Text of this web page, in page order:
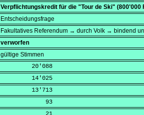
Verpflichtungskredit für die "Tour de Ski" (800'000
Entscheidungsfrage
Fakultatives Referendum → durch Volk → bindend
verworfen
gültige Stimmen
         20'088
         14'025
         13'713
             93